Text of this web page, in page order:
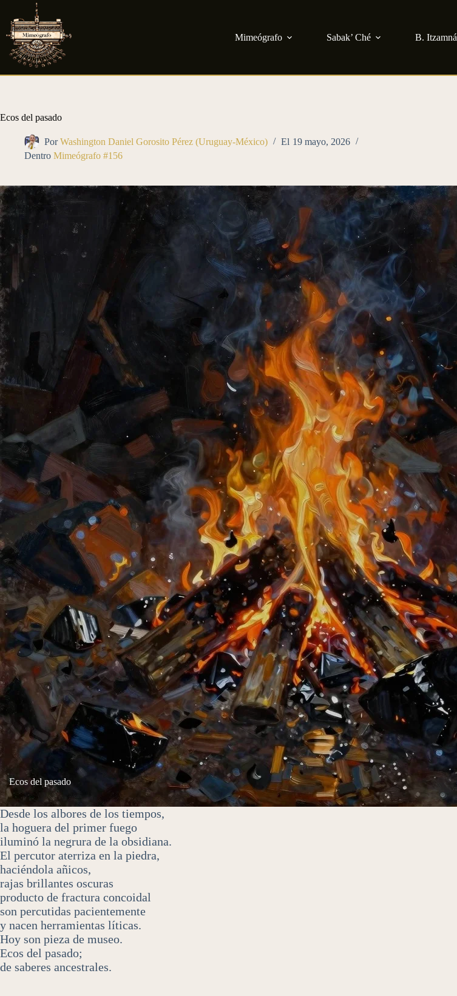
contenido
Mimeógrafo
Sabak’ Ché B. Itzamná
Ecos del pasado
Por Washington Daniel Gorosito Pérez (Uruguay-México) El 19 mayo, 2026
Dentro Mimeógrafo #156
Ecos del pasado
Desde los albores de los tiempos,
la hoguera del primer fuego
iluminó la negrura de la obsidiana.
El percutor aterriza en la piedra,
haciéndola añicos,
rajas brillantes oscuras
producto de fractura concoidal
son percutidas pacientemente
y nacen herramientas líticas.
Hoy son pieza de museo.
Ecos del pasado;
de saberes ancestrales.